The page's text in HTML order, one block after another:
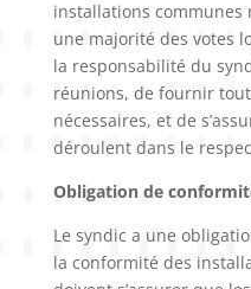
installations communes
une majorité des votes
la responsabilité du
réunions, de fournir
nécessaires, et de
déroulent dans le
Obligation de
Le syndic a une
la conformité des